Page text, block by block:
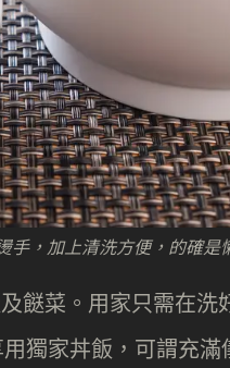
，加上清洗方便，的確是
餸菜。用家只需在洗
獨家丼飯，可謂充滿